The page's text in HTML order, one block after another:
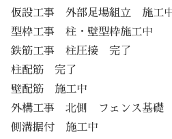
仮設工事 外部足場組立 施工
型枠工事 柱・壁型枠施工中
鉄筋工事 柱圧接 完了
柱配筋 完了
壁配筋 施工中
外構工事 北側 フェンス基礎
側溝据付 施工中